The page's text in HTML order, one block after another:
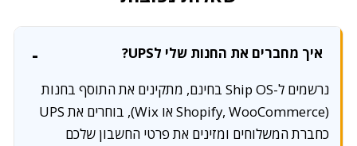
איך מחברים את החנות שלי לUPS?
נרשמים ל-Ship OS בחינם, מתקינים את התוסף בחנות
(Shopify, WooCommerce או Wix), בוחרים את UPS
כחברת המשלוחים ומזינים את פרטי החשבון שלכם